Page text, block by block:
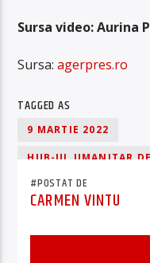
Sursa video: Aurina
Sursa:agerpres.ro
TAGGED AS
9 MARTIE 2022
HUB-UL UMANITAR
#POSTAT DE
CARMEN VINTU